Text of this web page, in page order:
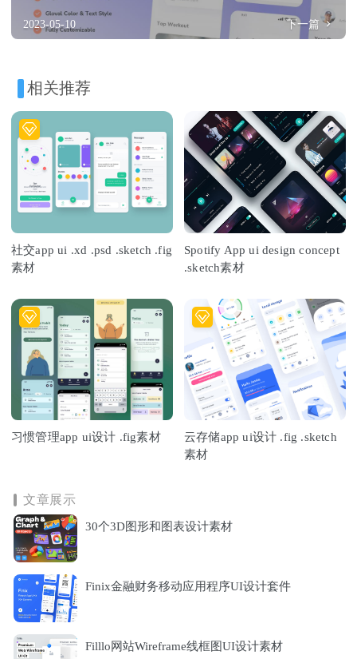
2023-05-10 下一篇
相关推荐
社交app ui .xd .psd .sketch .fig
素材
Spotify App ui design concept
.sketch素材
习惯管理app ui设计 .fig素材
云存储app ui设计 .fig .sketch
素材
文章展示
30个3D图形和图表设计素材
Finix金融财务移动应用程序UI设计套件
Filllo网站Wireframe线框图UI设计素材